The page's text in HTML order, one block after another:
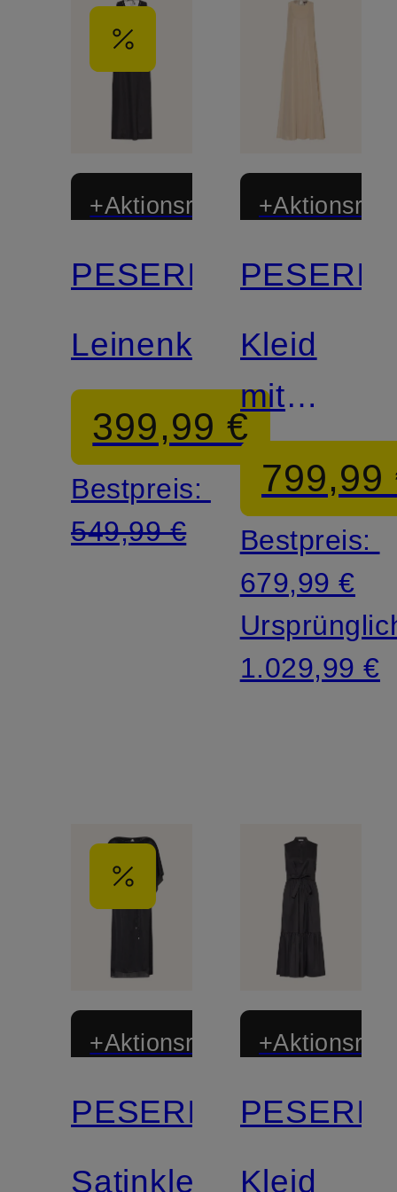
+Aktionsrabatt
PESERICO
Leinenkleid
399,99 €
Bestpreis:
549,99 €
Kleid
mit
799,99
Bestpreis:
679,99 €
1.029,99 €
+Aktionsrabatt
PESERICO
Satinkleid
Kleid